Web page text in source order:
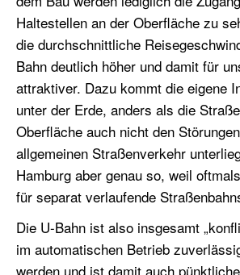
Haltestellen an der Oberfläche zu
die durchschnittliche
Bahn deutlich höher und damit für
attraktiver. Dazu kommt die eigene
unter der Erde, anders als die
Oberfläche auch nicht den
allgemeinen Straßenverkehr
Hamburg aber genau so, weil
für separat verlaufende
Die U-Bahn ist also insgesamt
im automatischen Betrieb
werden und ist damit auch